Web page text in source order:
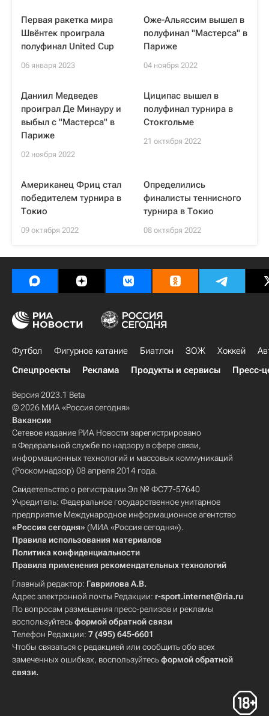
Первая ракетка мира
Швёнтек проиграла
полуфинал United Cup
06 января 2023
Оже-Альяссим вышел в
полуфинал "Мастерса" в
Париже
04 ноября 2022
Даниил Медведев
проиграл Де Минауру и
выбыл с "Мастерса" в
Париже
02 ноября 2022
Циципас вышел в
полуфинал турнира в
Стокгольме
21 октября 2022
Американец Фриц стал
победителем турнира в
Токио
09 октября 2022
Определились
финалисты теннисного
турнира в Токио
08 октября 2022
Футбол Фигурное катание Биатлон ЗОЖ Хоккей
Спецпроекты
Реклама Продукты и сервисы Пресс-
Версия 2023.1 Beta
© 2026 МИА «Россия сегодня»
Вакансии
Сетевое издание РИА Новости зарегистрировано
в Федеральной службе по надзору в сфере связи,
информационных технологий и массовых коммуникаций
(Роскомнадзор) 08 апреля 2014 года.
Свидетельство о регистрации Эл № ФС77-57640
Учредитель: Федеральное государственное унитарное
предприятие Международное информационное агентство
«Россия сегодня» (МИА «Россия сегодня»).
Правила использования материалов
Политика конфиденциальности
Правила применения рекомендательных технологий
Главный редактор: Гаврилова А.В.
Адрес электронной почты Редакции: r-sport.internet@ria.ru
По вопросам размещения пресс-релизов и рекламы
воспользуйтесьформой обратной связи
Телефон Редакции: 7 (495) 645-6601
Чтобы связаться с редакцией или сообщить обо всех
замеченных ошибках, воспользуйтесьформой обратной
связи.